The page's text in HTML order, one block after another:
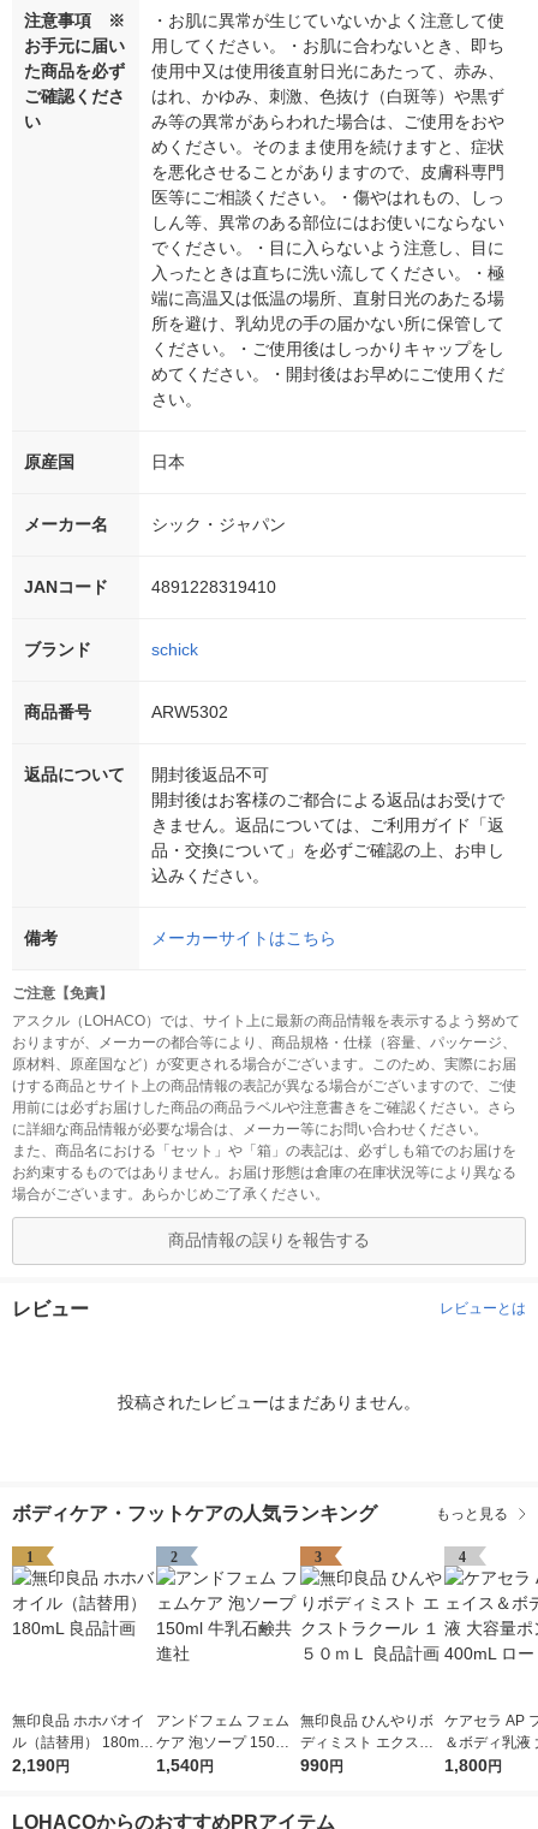
注意事項 ※
お手元に届い
た商品を必ず
ご確認くださ
い
・お肌に異常が生じていないかよく注意して使
用してください。・お肌に合わないとき、即ち
使用中又は使用後直射日光にあたって、赤み、
はれ、かゆみ、刺激、色抜け（白斑等）や黒ず
み等の異常があらわれた場合は、ご使用をおや
めください。そのまま使用を続けますと、症状
を悪化させることがありますので、皮膚科専門
医等にご相談ください。・傷やはれもの、しっ
しん等、異常のある部位にはお使いにならない
でください。・目に入らないよう注意し、目に
入ったときは直ちに洗い流してください。・極
端に高温又は低温の場所、直射日光のあたる場
所を避け、乳幼児の手の届かない所に保管して
ください。・ご使用後はしっかりキャップをし
めてください。・開封後はお早めにご使用くだ
さい。
原産国 日本
メーカー名 シック・ジャパン
JANコード 4891228319410
ブランド schick
商品番号 ARW5302
返品について
開封後返品不可
開封後はお客様のご都合による返品はお受けで
きません。返品については、ご利用ガイド「返
品・交換について」を必ずご確認の上、お申し
込みください。
備考 メーカーサイトはこちら
ご注意【免責】
アスクル（LOHACO）では、サイト上に最新の商品情報を表示するよう努めて
おりますが、メーカーの都合等により、商品規格・仕様（容量、パッケージ、
原材料、原産国など）が変更される場合がございます。このため、実際にお届
けする商品とサイト上の商品情報の表記が異なる場合がございますので、ご使
用前には必ずお届けした商品の商品ラベルや注意書きをご確認ください。さら
に詳細な商品情報が必要な場合は、メーカー等にお問い合わせください。
また、商品名における「セット」や「箱」の表記は、必ずしも箱でのお届けを
お約束するものではありません。お届け形態は倉庫の在庫状況等により異なる
場合がございます。あらかじめご了承ください。
商品情報の誤りを報告する
レビュー レビューとは
投稿されたレビューはまだありません。
ボディケア・フットケアの人気ランキング もっと見る
1
無印良品 ホホバオイ
ル（詰替用） 180mL
良品計画
2,190円
2
アンドフェム フェム
ケア 泡ソープ 150ml
牛乳石鹸共進社
1,540円
3
無印良品 ひんやりボ
ディミスト エクスト
ラクール １５０ｍＬ
990円
4
ケアセラ AP
＆ボディ乳液
ポンプ
1,800円
LOHACOからのおすすめPRアイテム